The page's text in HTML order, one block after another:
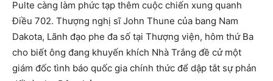
Pulte càng làm phức tạp thêm cuộc chiến xung quanh
Điều 702. Thượng nghị sĩ John Thune của bang Nam
Dakota, Lãnh đạo phe đa số tại Thượng viện, hôm thứ Ba
cho biết ông đang khuyến khích Nhà Trắng đề cử một
giám đốc tình báo quốc gia chính thức để dập tắt sự phản